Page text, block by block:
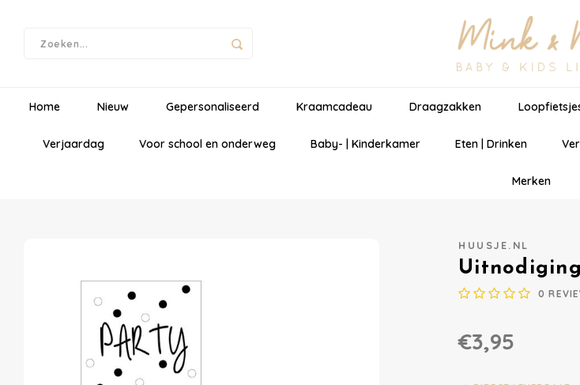
Home Nieuw Gepersonaliseerd Kraamcadeau Draagzakken
Verjaardag Voor school en onderweg Baby- | Kinderkamer Eten | Drinken
Merken
HUUSJE.NL
0
€3,95